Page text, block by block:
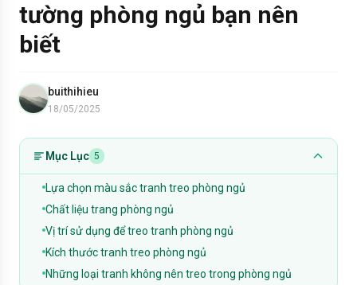
tường phòng ngủ bạn nên
biết
buithihieu
18/05/2025
Mục Lục 5
Lựa chọn màu sắc tranh treo phòng ngủ
Chất liệu trang phòng ngủ
Vị trí sử dụng để treo tranh phòng ngủ
Kích thước tranh treo phòng ngủ
Những loại tranh không nên treo trong phòng ngủ